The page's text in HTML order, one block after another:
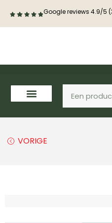
Google reviews 4.9/5
VORIGE